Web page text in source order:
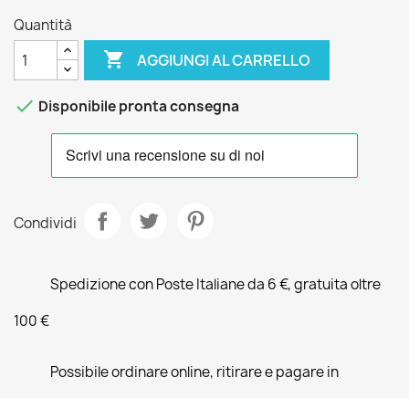
Quantità
 AGGIUNGI AL CARRELLO
 Disponibile pronta consegna
Condividi
Spedizione con Poste Italiane da 6 €, gratuita oltre
100 €
Possibile ordinare online, ritirare e pagare in